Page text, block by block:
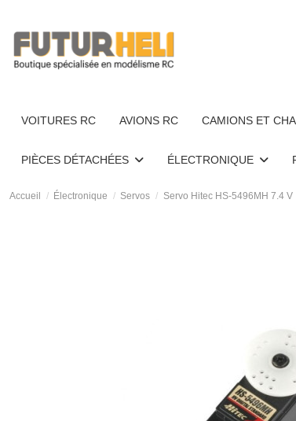
VOITURES RC AVIONS RC CAMIONS ET
PIÈCES DÉTACHÉES ÉLECTRONIQUE
Accueil Électronique Servos Servo Hitec HS-5496MH 7.4 V